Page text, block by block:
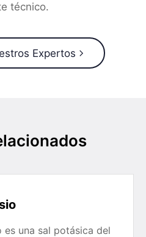
técnico.
Expertos
una sal potásica del